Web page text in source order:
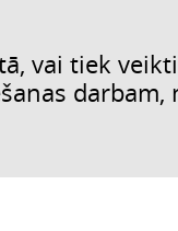
vai tiek